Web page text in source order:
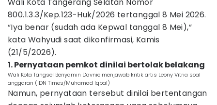
800.1.3.3/Kep.123-Huk/2026 tertanggal 8 Mei 2026.
“Iya benar (sudah ada Kepwal tanggal 8 Mei),”
kata Wahyudi saat dikonfirmasi, Kamis
(21/5/2026).
1. Pernyataan pemkot dinilai bertolak belakang
Wali Kota Tangsel Benyamin Davnie menjawab kritik artis Leony Vitria soal
anggaran (IDN Times/Muhamad Iqbal)
Namun, pernyataan tersebut dinilai bertentangan